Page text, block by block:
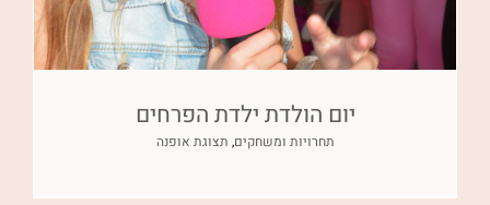
יום הולדת ילדת הפרחים
תחרויות ומשחקים, תצוגת אופנה